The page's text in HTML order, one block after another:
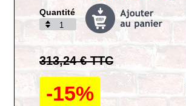
Quantité
313,24 € TTC
-15%